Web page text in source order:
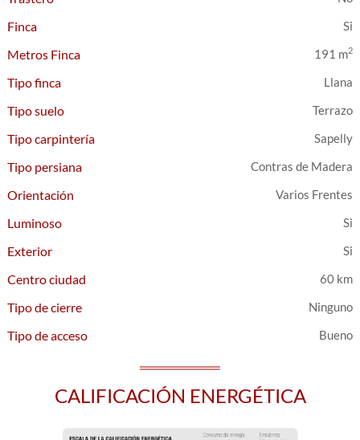
Finca
Metros Finca
191 m2
Tipo finca Llana
Tipo suelo Terrazo
Tipo carpintería Sapelly
Tipo persiana Contras de Madera
Orientación Varios Frentes
Luminoso
Exterior
Centro ciudad
60 km
Tipo de cierre Ninguno
Tipo de acceso Bueno
CALIFICACIÓN ENERGÉTICA